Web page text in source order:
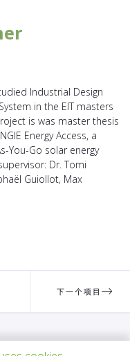
Industrial Design
in the EIT masters
is was master thesis
Energy Access, a
You-Go solar energy
Dr. Tomi
Guiollot, Max
下一个项目